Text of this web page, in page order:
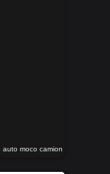
auto moco camion